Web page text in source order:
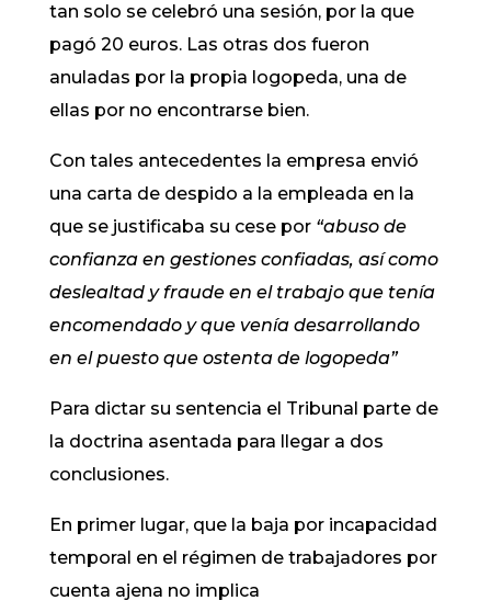
tan solo se celebró una sesión, por la que
pagó 20 euros. Las otras dos fueron
anuladas por la propia logopeda, una de
ellas por no encontrarse bien.
Con tales antecedentes la empresa envió
una carta de despido a la empleada en la
que se justificaba su cese por “abuso de
confianza en gestiones confiadas, así como
deslealtad y fraude en el trabajo que tenía
encomendado y que venía desarrollando
en el puesto que ostenta de logopeda”
Para dictar su sentencia el Tribunal parte de
la doctrina asentada para llegar a dos
conclusiones.
En primer lugar, que la baja por incapacidad
temporal en el régimen de trabajadores por
cuenta ajena no implica